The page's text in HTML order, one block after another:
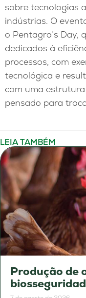
sobre tecnologias
indústrias. O
o Pentagro’s Day,
dedicados à
processos, com
tecnológica e
com uma
pensado para
LEIA TAMBÉM
Produção de